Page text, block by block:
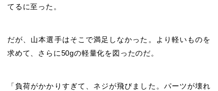
てるに至った。
だが、山本選手はそこで満足しなかった。より軽いものを
求めて、さらに50gの軽量化を図ったのだ。
「負荷がかかりすぎて、ネジが飛びました。パーツが壊れ